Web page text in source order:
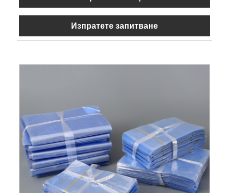
Изпратете запитване